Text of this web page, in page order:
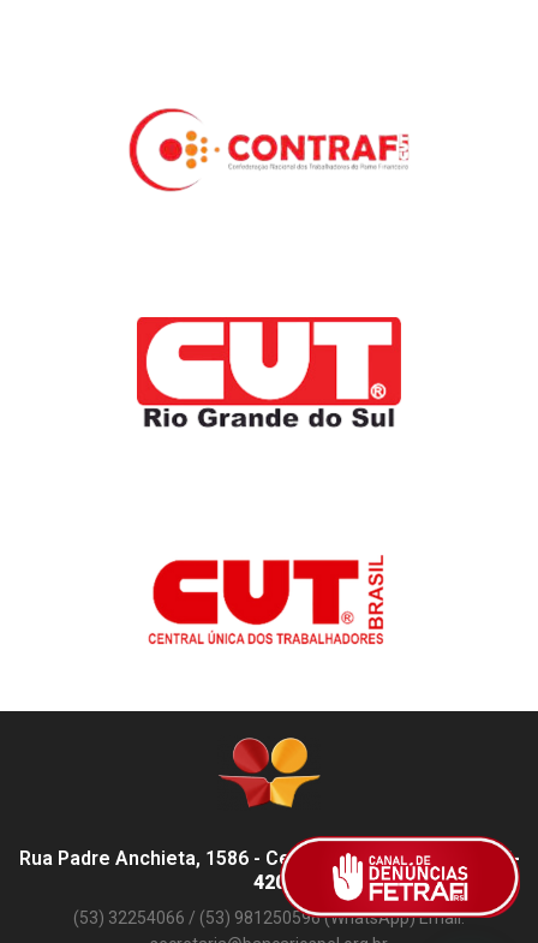
Rua Padre Anchieta, 1586 - Centro, Pelotas - RS,
96015-
420
(53) 32254066 / (53) 981250596 (WhatsApp) Email: